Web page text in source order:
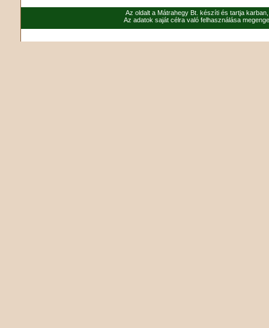
Az oldalt a Mátrahegy Bt. készíti és tartja
Az adatok saját célra való felhasználása